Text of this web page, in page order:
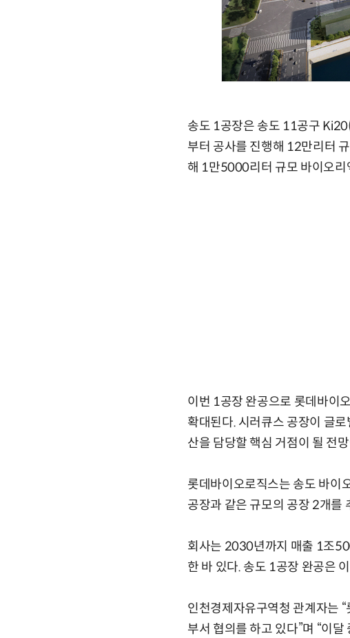
송도 1공장은 송도 11공구
부터 공사를 진행해 12만리터
해 1만5000리터 규모 바이오리
이번 1공장 완공으로 롯데바이
확대된다. 시러큐스 공장이 글
산을 담당할 핵심 거점이 될 전
롯데바이오로직스는 송도 바이
공장과 같은 규모의 공장 2개를
회사는 2030년까지 매출 1조
한 바 있다. 송도 1공장 완공은
인천경제자유구역청 관계자는
부서 협의를 하고 있다”며 “이